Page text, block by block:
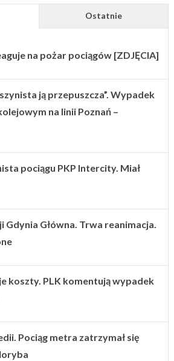
Ostatnie
na pożar pociągów [ZDJĘCIA]
ją przepuszcza”. Wypadek
na linii Poznań –
pociągu PKP Intercity. Miał
Gdynia Główna. Trwa reanimacja.
koszty. PLK komentują wypadek
Pociąg metra zatrzymał się